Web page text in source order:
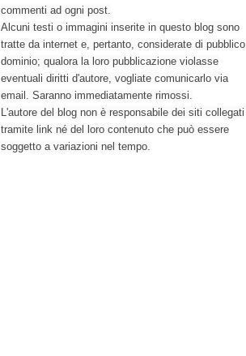
commenti ad ogni post.
Alcuni testi o immagini inserite in questo blog sono
tratte da internet e, pertanto, considerate di pubblico
dominio; qualora la loro pubblicazione violasse
eventuali diritti d'autore, vogliate comunicarlo via
email. Saranno immediatamente rimossi.
L'autore del blog non è responsabile dei siti collegati
tramite link né del loro contenuto che può essere
soggetto a variazioni nel tempo.